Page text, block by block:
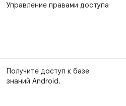
Управление правами доступа
Получите доступ к базе
знаний Android.